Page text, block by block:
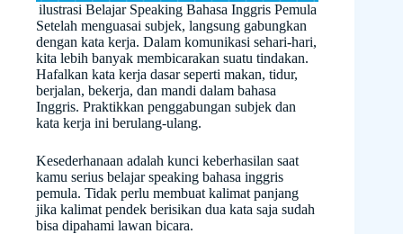
ilustrasi Belajar Speaking Bahasa Inggris Pemula
Setelah menguasai subjek, langsung gabungkan
dengan kata kerja. Dalam komunikasi sehari-hari,
kita lebih banyak membicarakan suatu tindakan.
Hafalkan kata kerja dasar seperti makan, tidur,
berjalan, bekerja, dan mandi dalam bahasa
Inggris. Praktikkan penggabungan subjek dan
kata kerja ini berulang-ulang.
Kesederhanaan adalah kunci keberhasilan saat
kamu serius belajar speaking bahasa inggris
pemula. Tidak perlu membuat kalimat panjang
jika kalimat pendek berisikan dua kata saja sudah
bisa dipahami lawan bicara.